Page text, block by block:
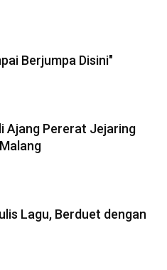
Berjumpa Disini"
Ajang Pererat Jejaring
Lagu, Berduet dengan